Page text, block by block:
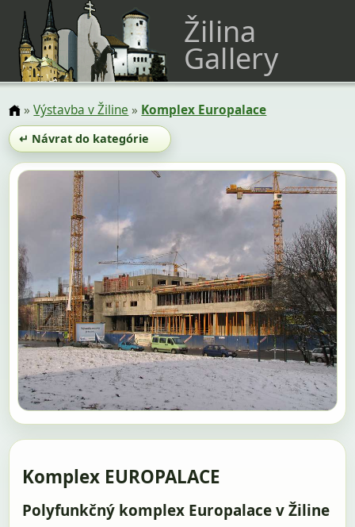
Žilina
Gallery
»Výstavba v Žiline » Komplex Europalace
↵ Návrat do kategórie
Komplex EUROPALACE
Polyfunkčný komplex Europalace v Žiline